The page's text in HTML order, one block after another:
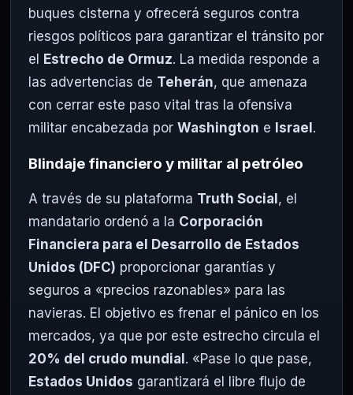
buques cisterna y ofrecerá seguros contra
riesgos políticos para garantizar el tránsito por
el
Estrecho de Ormuz. La medida responde a
las advertencias de Teherán, que amenaza
con cerrar este paso vital tras la ofensiva
militar encabezada por Washington e Israel .
Blindaje financiero y militar al petróleo
A través de su plataforma Truth Social, el
mandatario ordenó a la Corporación
Financiera para el Desarrollo de Estados
Unidos (DFC) proporcionar garantías y
seguros a «precios razonables» para las
navieras. El objetivo es frenar el pánico en los
mercados, ya que por este estrecho circula el
20% del crudo mundial. «Pase lo que pase,
Estados Unidos garantizará el libre flujo de